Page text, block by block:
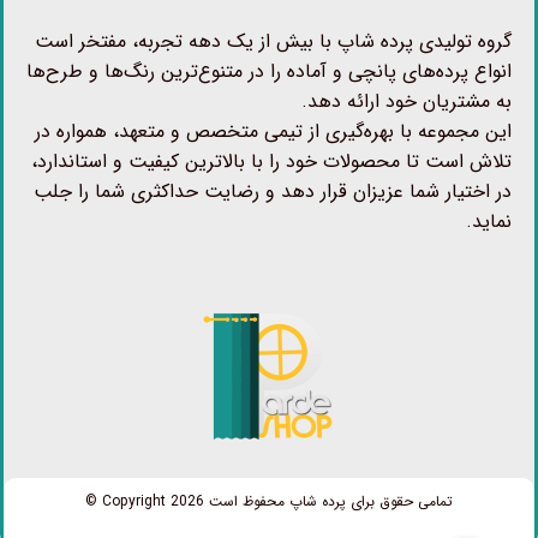
گروه تولیدی پرده شاپ با بیش از یک دهه تجربه، مفتخر است
انواع پرده‌های پانچی و آماده را در متنوع‌ترین رنگ‌ها و طرح‌ها
به مشتریان خود ارائه دهد.
این مجموعه با بهره‌گیری از تیمی متخصص و متعهد، همواره در
تلاش است تا محصولات خود را با بالاترین کیفیت و استاندارد،
در اختیار شما عزیزان قرار دهد و رضایت حداکثری شما را جلب
نماید.
تمامی حقوق برای پرده شاپ محفوظ است Copyright 2026 ©